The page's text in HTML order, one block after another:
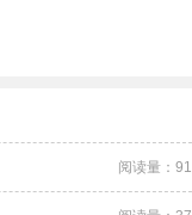
阅读量：91